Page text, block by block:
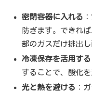
密閉容器に入れる
防ぎます。できれ
部のガスだけ排出
冷凍保存を活用する
することで、酸化
光と熱を避ける ：